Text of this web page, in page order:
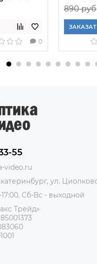
0
890 руб
55
video.ru
ул.
Сб-Вс - выходной
Трейд»